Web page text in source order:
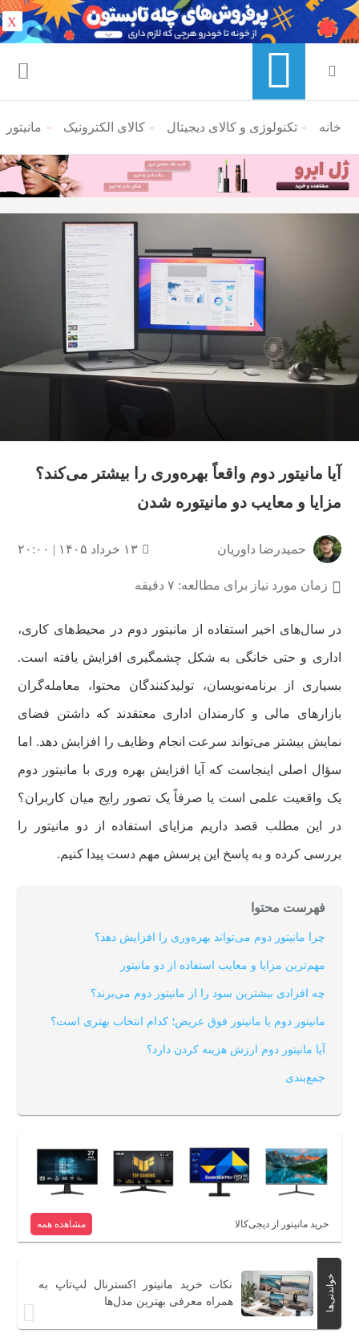
منوی ناوبری خرده نان
خانه تکنولوژی و کالای دیجیتال کالای الکترونیک مانیتور
آیا مانیتور دوم واقعاً بهره‌وری را بیشتر می‌کند؟
مزایا و معایب دو مانیتوره شدن
حمیدرضا داوریان ۱۳ خرداد ۱۴۰۵ | ۲۰:۰۰
زمان مورد نیاز برای مطالعه: ۷ دقیقه
در سال‌های اخیر استفاده از مانیتور دوم در محیط‌های کاری،
اداری و حتی خانگی به شکل چشمگیری افزایش یافته است.
بسیاری از برنامه‌نویسان، تولیدکنندگان محتوا، معامله‌گران
بازارهای مالی و کارمندان اداری معتقدند که داشتن فضای
نمایش بیشتر می‌تواند سرعت انجام وظایف را افزایش دهد. اما
سؤال اصلی اینجاست که آیا افزایش بهره وری با مانیتور دوم
یک واقعیت علمی است یا صرفاً یک تصور رایج میان کاربران؟
در این مطلب قصد داریم مزایای استفاده از دو مانیتور را
بررسی کرده و به پاسخ این پرسش مهم دست پیدا کنیم.
فهرست محتوا
چرا مانیتور دوم می‌تواند بهره‌وری را افزایش دهد؟
مهم‌ترین مزایا و معایب استفاده از دو مانیتور
چه افرادی بیشترین سود را از مانیتور دوم می‌برند؟
مانیتور دوم یا مانیتور فوق عریض؛ کدام انتخاب بهتری است؟
آیا مانیتور دوم ارزش هزینه کردن دارد؟
جمع‌بندی
خرید مانیتور از دیجی‌کالا مشاهده همه
خواندنی‌ها
نکات خرید مانیتور اکسترنال لپ‌تاپ به
همراه معرفی بهترین مدل‌ها
X